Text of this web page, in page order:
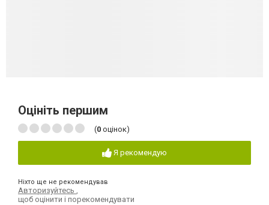
Оцініть першим
(0 оцінок)
Я рекомендую
Ніхто ще не рекомендував
Авторизуйтесь ,
щоб оцінити і порекомендувати